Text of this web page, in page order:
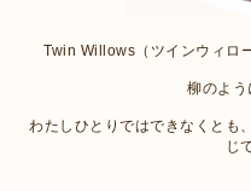
Twin Willows（ツインウィロ
柳のよう
わたしひとりではできなくとも
じ